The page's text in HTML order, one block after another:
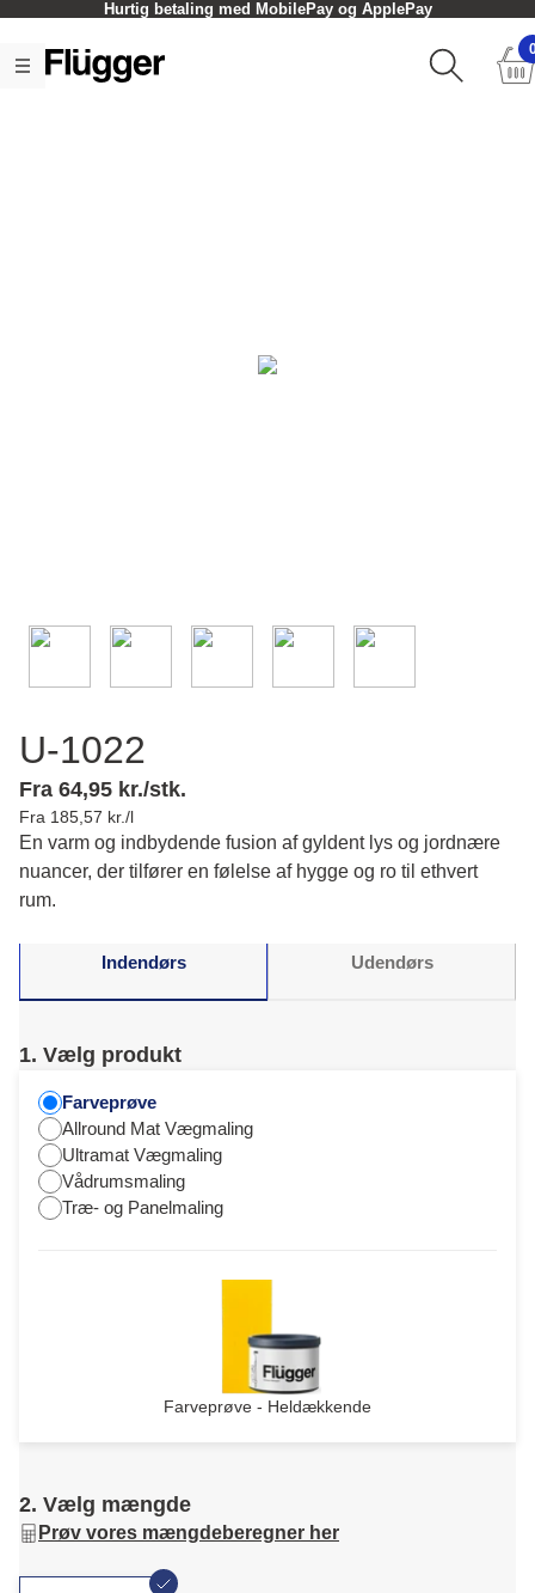
Hurtig betaling med MobilePay og ApplePay
U-1022
Fra 64,95 kr./stk.
Fra 185,57 kr./l
En varm og indbydende fusion af gyldent lys og jordnære
nuancer, der tilfører en følelse af hygge og ro til ethvert
rum.
Indendørs Udendørs
1. Vælg produkt
Farveprøve
Allround Mat Vægmaling
Ultramat Vægmaling
Vådrumsmaling
Træ- og Panelmaling
Farveprøve - Heldækkende
2. Vælg mængde
Prøv vores mængdeberegner her